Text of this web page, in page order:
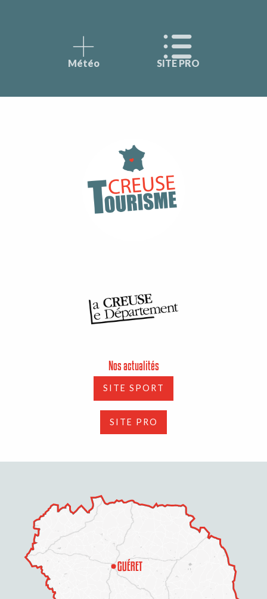
Météo SITE PRO
Nos actualités
SITE SPORT
SITE PRO